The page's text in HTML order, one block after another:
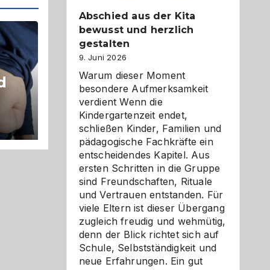
Abschied aus der Kita
bewusst und herzlich
gestalten
9. Juni 2026
Warum dieser Moment
besondere Aufmerksamkeit
verdient Wenn die
Kindergartenzeit endet,
schließen Kinder, Familien und
pädagogische Fachkräfte ein
entscheidendes Kapitel. Aus
ersten Schritten in die Gruppe
sind Freundschaften, Rituale
und Vertrauen entstanden. Für
viele Eltern ist dieser Übergang
zugleich freudig und wehmütig,
denn der Blick richtet sich auf
Schule, Selbstständigkeit und
neue Erfahrungen. Ein gut